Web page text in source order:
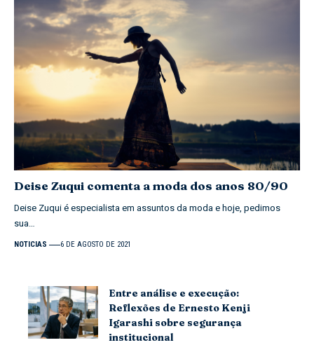
Deise Zuqui comenta a moda dos anos 80/90
Deise Zuqui é especialista em assuntos da moda e hoje, pedimos
sua…
NOTICIAS 6 DE AGOSTO DE 2021
Entre análise e execução:
Reflexões de Ernesto Kenji
Igarashi sobre segurança
institucional